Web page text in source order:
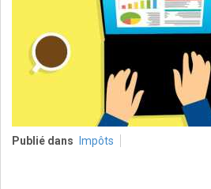
Publié dans Impôts